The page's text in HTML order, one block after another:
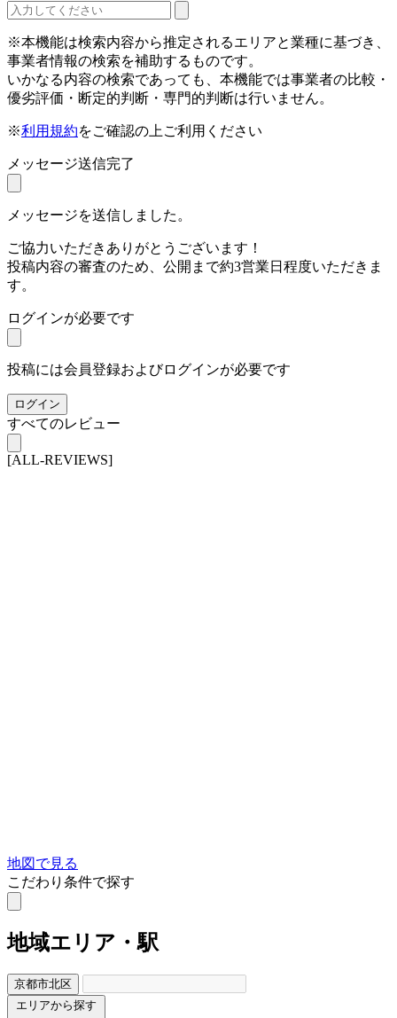
※本機能は検索内容から推定されるエリアと業種に基づき、
事業者情報の検索を補助するものです。
いかなる内容の検索であっても、本機能では事業者の比較・
優劣評価・断定的判断・専門的判断は行いません。
※利用規約をご確認の上ご利用ください
メッセージ送信完了
メッセージを送信しました。
ご協力いただきありがとうございます！
投稿内容の審査のため、公開まで約3営業日程度いただきま
す。
ログインが必要です
投稿には会員登録およびログインが必要です
ログイン
すべてのレビュー
[ALL-REVIEWS]
地図で見る
こだわり条件で探す
地域エリア・駅
京都市北区
エリアから探す